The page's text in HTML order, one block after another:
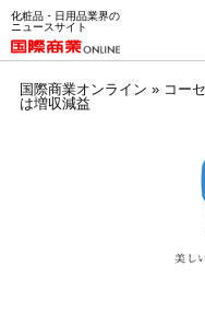
化粧品・日用品業界の
ニュースサイト
国際商業オンライン » コー
は増収減益